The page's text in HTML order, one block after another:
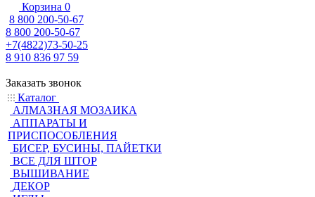
Корзина 0
8 800 200-50-67
8 800 200-50-67
+7(4822)73-50-25
8 910 836 97 59
Заказать звонок
Каталог
АЛМАЗНАЯ МОЗАИКА
АППАРАТЫ И
ПРИСПОСОБЛЕНИЯ
БИСЕР, БУСИНЫ, ПАЙЕТКИ
ВСЕ ДЛЯ ШТОР
ВЫШИВАНИЕ
ДЕКОР